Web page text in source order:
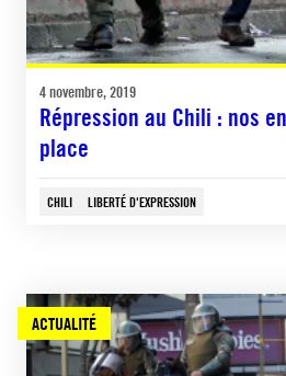
4 novembre, 2019
Répression au Chili : nos
place
CHILI LIBERTÉ D'EXPRESSION
ACTUALITÉ